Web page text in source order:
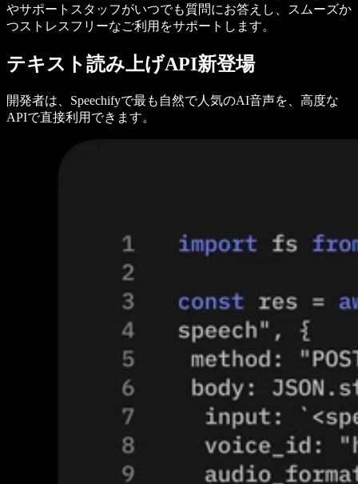
やサポートスタッフがいつでも質問にお答えし、スムーズか
つストレスフリーなご利用をサポートします。
テキスト読み上げAPI新登場
開発者は、Speechifyで最も自然で人気のAI音声を、高度な
APIで直接利用できます。